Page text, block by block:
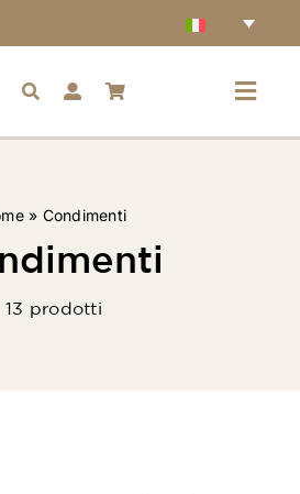
Accessori
Tartufi
» Condimenti
13 prodotti